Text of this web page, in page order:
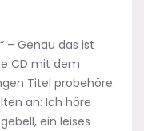
– Genau das ist
CD mit dem
Titel probehöre.
an: Ich höre
ein leises